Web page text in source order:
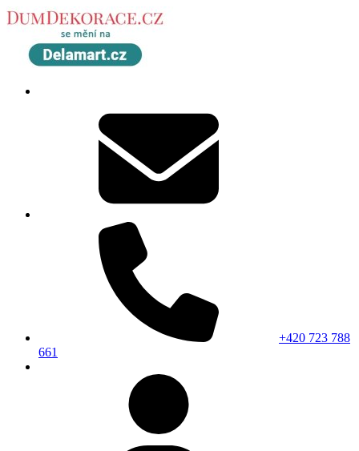
+420 723 788
661